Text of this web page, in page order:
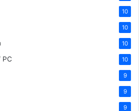
10
10
10
PC 10
9
9
9